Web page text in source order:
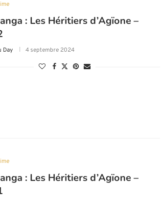
: Les Héritiers d’Agïone –
Day 4 septembre 2024
: Les Héritiers d’Agïone –